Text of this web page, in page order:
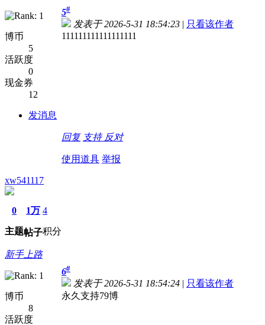
博币
5
活跃度
0
现金券
12
发消息
5#
发表于 2026-5-31 18:54:23 | 只看该作者
111111111111111111
回复 支持 反对
使用道具 举报
xw541117
0
主题
1万
帖子
4
积分
新手上路
博币
8
活跃度
6#
发表于 2026-5-31 18:54:24 | 只看该作者
永久支持79博